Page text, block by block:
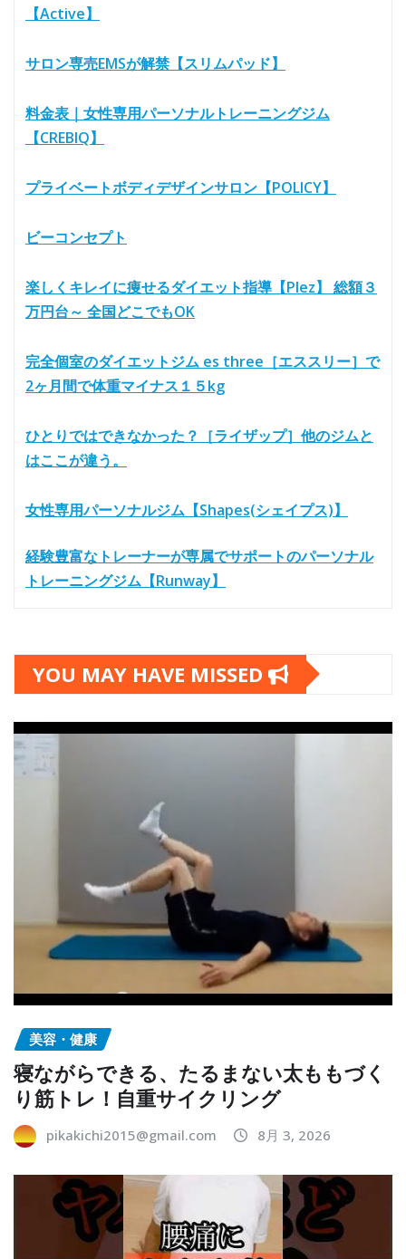
【Active】
サロン専売EMSが解禁【スリムパッド】
料金表｜女性専用パーソナルトレーニングジム
【CREBIQ】
プライベートボディデザインサロン【POLICY】
ビーコンセプト
楽しくキレイに痩せるダイエット指導【Plez】 総額３
万円台～ 全国どこでもOK
完全個室のダイエットジム es three［エススリー］で
2ヶ月間で体重マイナス１５kg
ひとりではできなかった？［ライザップ］他のジムと
はここが違う。
女性専用パーソナルジム【Shapes(シェイプス)】
経験豊富なトレーナーが専属でサポートのパーソナル
トレーニングジム【Runway】
YOU MAY HAVE MISSED
美容・健康
寝ながらできる、たるまない太ももづく
り筋トレ！自重サイクリング
pikakichi2015@gmail.com 8月 3, 2026